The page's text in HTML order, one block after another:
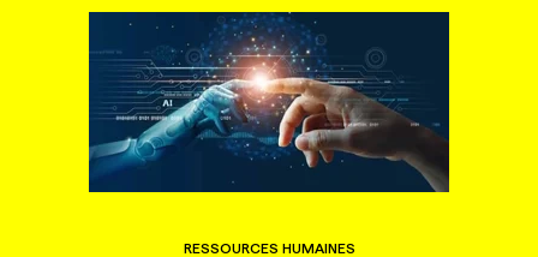
RESSOURCES HUMAINES